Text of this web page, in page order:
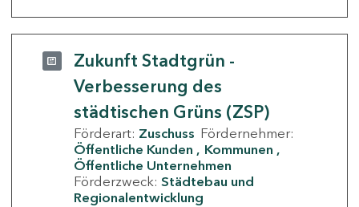
Zukunft Stadtgrün -
Verbesserung des
städtischen Grüns (ZSP)
Förderart: Zuschuss Fördernehmer:
Öffentliche Kunden
Kommunen
Öffentliche Unternehmen
Förderzweck: Städtebau und
Regionalentwicklung